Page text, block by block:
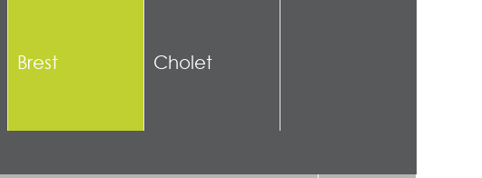
Brest Cholet